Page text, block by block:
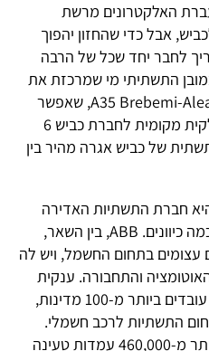
האלקטרונים מרשת
אבל כדי שהחזון יהפוך
לחבר יחד שכל של הרבה
התשתיתי מי שמרכזת את
הפרויקט היא חברת כביש A35 Brebemi-Aleatica, שאפשר
לחשוב עליה כמו מקבילה איטלקית מקומית לחברת כביש 6
של כביש אגרה מהיר בין
חברת התשתיות האדירה
ABB שקשורה לפרויקט כזה מכמה כיוונים. ABB, בין השאר,
עצומים בתחום החשמל, ויש לה
והתחבורה. ענקית
זאת מעסיקה יותר מ-100,000 עובדים ביותר מ-100 מדינות,
התשתיות לרכב חשמלי.
מאז ועד היום היא מכרה כבר יותר מ-460,000 עמדות טעינה